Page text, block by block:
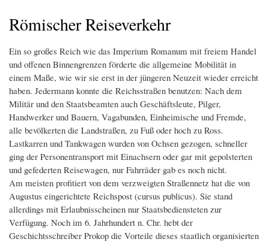
Straßenbau
Meilensteine
Egerdach
Schmidham/ Kraimoos
Söchtenau
Schalchen
Inndamm bei Pfaffenhofen
Gilching
Röm. Reiseverkehr
Radwanderführer
Radwanderroute
Übersichten
Veranstaltungen
Das Projekt
Ziele
Koordination
Projektbeschreibung
Thementafel
Presse
Römischer Reiseverkehr
Ein so großes Reich wie das Imperium Romanum mit freiem Handel
und offenen Binnengrenzen förderte die allgemeine Mobilität in
einem Maße, wie wir sie erst in der jüngeren Neuzeit wieder erreicht
haben. Jedermann konnte die Reichsstraßen benutzen: Nach dem
Militär und den Staatsbeamten auch Geschäftsleute, Pilger,
Handwerker und Bauern, Vagabunden, Einheimische und Fremde,
alle bevölkerten die Landstraßen, zu Fuß oder hoch zu Ross.
Lastkarren und Tankwagen wurden von Ochsen gezogen, schneller
ging der Personentransport mit Einachsern oder gar mit gepolsterten
und gefederten Reisewagen, nur Fahrräder gab es noch nicht.
Am meisten profitiert von dem verzweigten Straßennetz hat die von
Augustus eingerichtete Reichspost (cursus publicus). Sie stand
allerdings mit Erlaubnisscheinen nur Staatsbediensteten zur
Verfügung. Noch im 6. Jahrhundert n. Chr. hebt der
Geschichtsschreiber Prokop die Vorteile dieses staatlich organisierten